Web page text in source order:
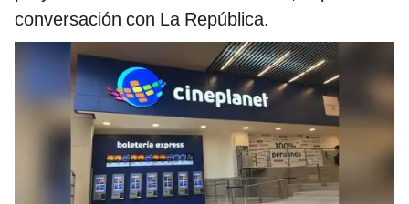
conversación con La República.